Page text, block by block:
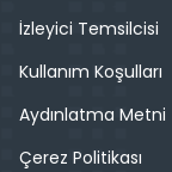
İzleyici Temsilcisi
Kullanım Koşulları
Aydınlatma Metni
Çerez Politikası